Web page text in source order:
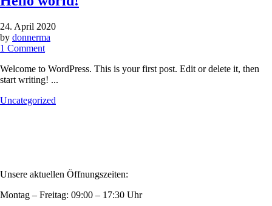
24. April 2020
by donnerma
1 Comment
Welcome to WordPress. This is your first post. Edit or delete it, then
start writing! ...
Uncategorized
Unsere aktuellen Öffnungszeiten:
Montag – Freitag: 09:00 – 17:30 Uhr